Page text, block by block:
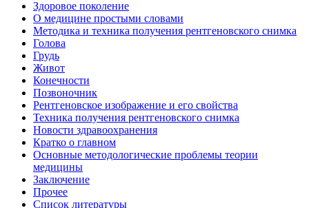
Здоровое поколение
О медицине простыми словами
Методика и техника получения рентгеновского снимка
Голова
Грудь
Живот
Конечности
Позвоночник
Рентгеновское изображение и его свойства
Техника получения рентгеновского снимка
Новости здравоохранения
Кратко о главном
Основные методологические проблемы теории
медицины
Заключение
Прочее
Список литературы